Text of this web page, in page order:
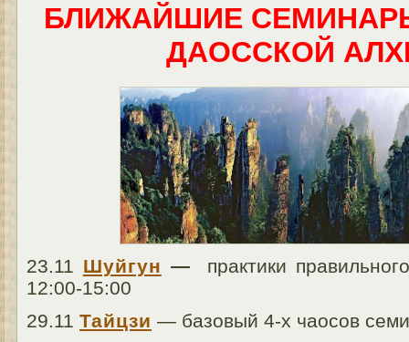
БЛИЖАЙШИЕ
ДАОССКОЙ
23.11 Шуйгун —
практики
12:00-15:00
29.11 Тайцзи — базовый 4-х чаосов